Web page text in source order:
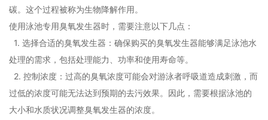
碳。这个过程被称为生物降解作用。
使用泳池专用臭氧发生器时，需要注意以下几点：
1. 选择合适的臭氧发生器：确保购买的臭氧发生器能够满足泳池水
处理的需求，包括处理能力、功率和使用寿命等。
2. 控制浓度：过高的臭氧浓度可能会对游泳者呼吸道造成刺激，而
过低的浓度可能无法达到预期的去污效果。因此，需要根据泳池的
大小和水质状况调整臭氧发生器的浓度。